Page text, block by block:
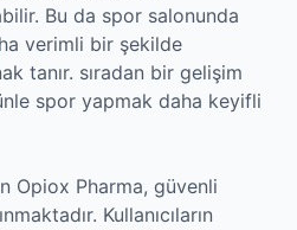
Bu da spor salonunda
verimli bir şekilde
tanır. sıradan bir gelişim
spor yapmak daha keyifli
Opiox Pharma, güvenli
Kullanıcıların